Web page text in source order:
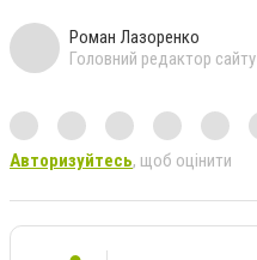
Роман Лазоренко
Головний редактор сайту
Авторизуйтесь, щоб оцінити